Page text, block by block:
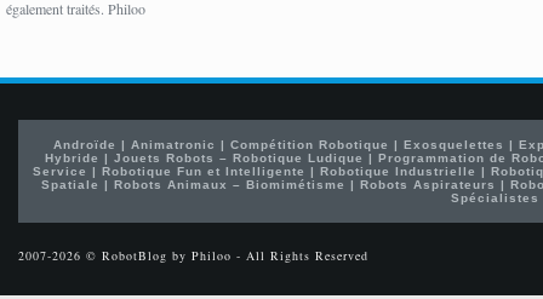
également traités. Philoo
Androïde | Animatronic | Compétition Robotique | Exosquelettes |
Hybride |Jouets Robots – Robotique Ludique |Programmation de
Service | Robotique Fun et Intelligente | Robotique Industrielle |
Spatiale | Robots Animaux – Biomimétisme | Robots Aspirateurs |
Spécialistes
2007-2026 © RobotBlog by Philoo - All Rights Reserved